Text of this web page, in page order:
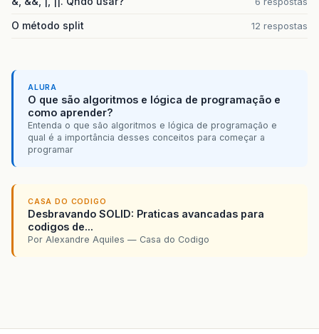
O método split 12 respostas
ALURA
O que são algoritmos e lógica de programação e
como aprender?
Entenda o que são algoritmos e lógica de programação e
qual é a importância desses conceitos para começar a
programar
CASA DO CODIGO
Desbravando SOLID: Praticas avancadas para
codigos de...
Por Alexandre Aquiles — Casa do Codigo